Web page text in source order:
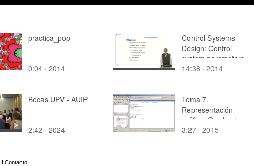
practica_pop
0:04 · 2014
Control Systems
Design: Control
system parameters
14:38 · 2014
Becas UPV - AUIP
2:42 · 2024
Tema 7.
Representación
gráfica. Gradiente
3:27 · 2015
I Contacto